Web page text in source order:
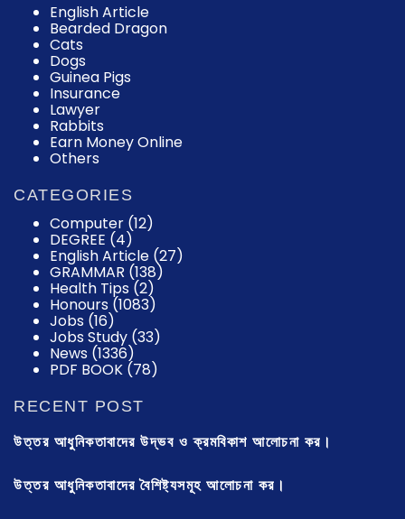
English Article
Bearded Dragon
Cats
Dogs
Guinea Pigs
Insurance
Lawyer
Rabbits
Earn Money Online
Others
CATEGORIES
Computer (12)
DEGREE (4)
English Article (27)
GRAMMAR (138)
Health Tips (2)
Honours (1083)
Jobs (16)
Jobs Study (33)
News (1336)
PDF BOOK (78)
RECENT POST
উত্তর আধুনিকতাবাদের উদ্ভব ও ক্রমবিকাশ আলোচনা কর।
উত্তর আধুনিকতাবাদের বৈশিষ্ট্যসমূহ আলোচনা কর।